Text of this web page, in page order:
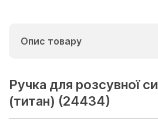
Опис товару
Ручка для розсувної
(титан) (24434)